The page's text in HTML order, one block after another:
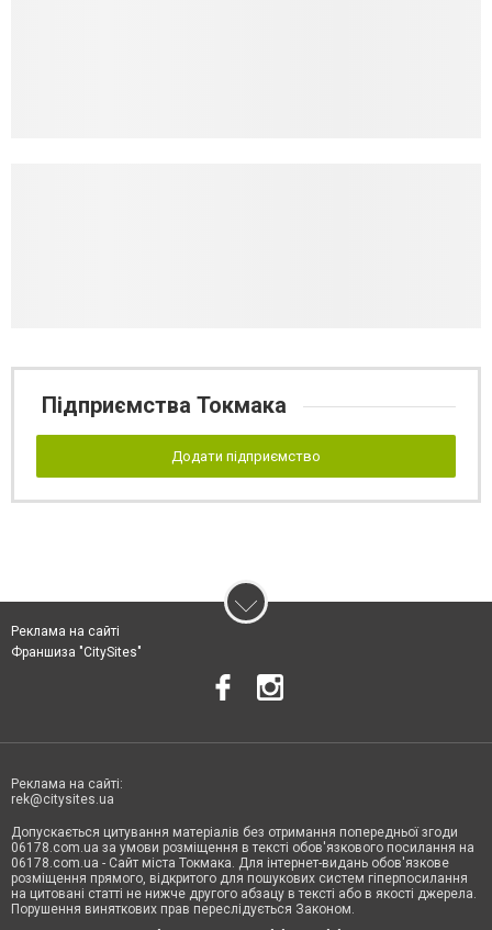
Підприємства Токмака
Додати підприємство
Реклама на сайті
Франшиза "CitySites"
Реклама на сайті:
rek@citysites.ua
Допускається цитування матеріалів без отримання попередньої згоди
06178.com.ua за умови розміщення в тексті обов'язкового посилання на
06178.com.ua - Сайт міста Токмака. Для інтернет-видань обов'язкове
розміщення прямого, відкритого для пошукових систем гіперпосилання
на цитовані статті не нижче другого абзацу в тексті або в якості джерела.
Порушення виняткових прав переслідується Законом.